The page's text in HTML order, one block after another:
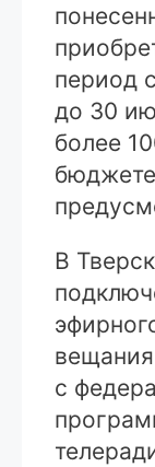
период
до 30
более
В
вещания
с